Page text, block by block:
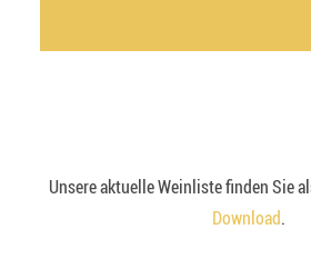
Unsere aktuelle Weinliste finden Sie
Download.